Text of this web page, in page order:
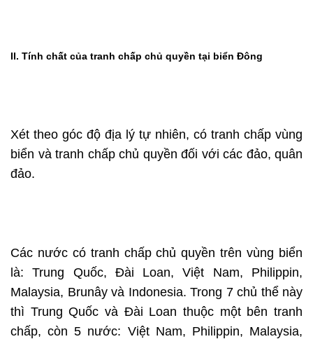
II. Tính chất của tranh chấp chủ quyền tại biển Đông
Xét theo góc độ địa lý tự nhiên, có tranh chấp vùng
biển và tranh chấp chủ quyền đối với các đảo, quân
đảo.
Các nước có tranh chấp chủ quyền trên vùng biển
là: Trung Quốc, Đài Loan, Việt Nam, Philippin,
Malaysia, Brunây và Indonesia. Trong 7 chủ thể này
thì Trung Quốc và Đài Loan thuộc một bên tranh
chấp, còn 5 nước: Việt Nam, Philippin, Malaysia,